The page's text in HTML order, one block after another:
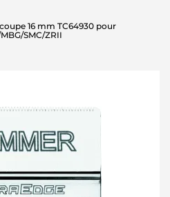
16 mm TC64930 pour
SMC/ZRII